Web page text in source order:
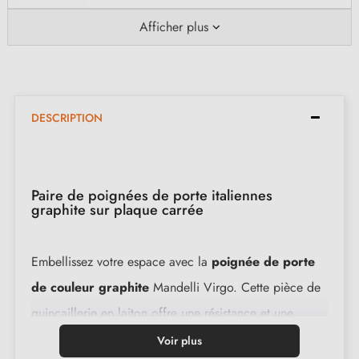
Afficher plus
DESCRIPTION
Paire de poignées de porte italiennes
graphite sur plaque carrée
Embellissez votre espace avec la poignée de porte
de couleur graphite Mandelli Virgo. Cette pièce de
quincaillerie en laiton offre une résistance et une
longévité remarquables. Elle est dotée de béquilles
Voir plus